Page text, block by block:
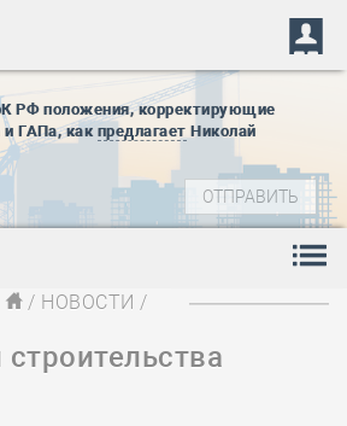
РФ положения, корректирующие
и ГАПа, как предлагает Николай
/ НОВОСТИ /